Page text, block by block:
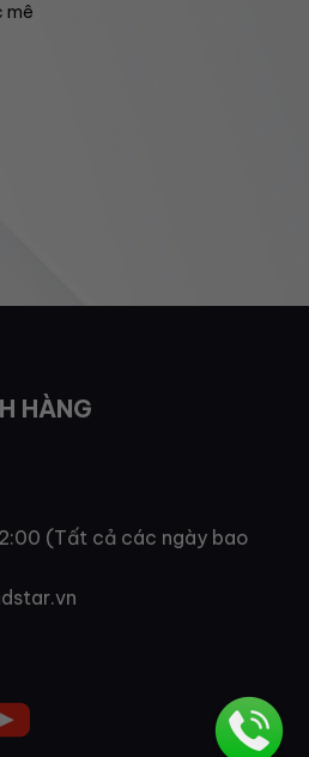
mê
HÀNG
(Tất cả các ngày bao